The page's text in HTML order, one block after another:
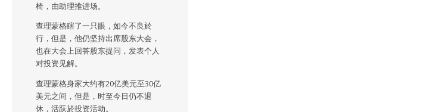
椅，由助理推进场。
查理蒙格瞎了一只眼，如今不良於
行，但是，他仍坚持出席股东大会，
也在大会上回答股东提问，发表个人
对投资见解。
查理蒙格身家大约有20亿美元至30亿
美元之间，但是，时至今日仍不退
休，活跃於投资活动。